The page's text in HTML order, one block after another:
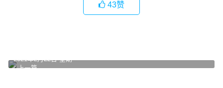
43赞
上一篇
2021年2月22日 星期一